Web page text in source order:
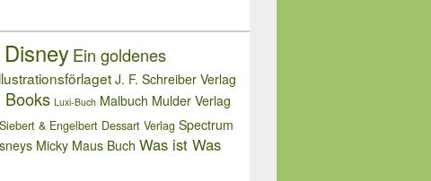
DisneyEin goldenes
J. F. Schreiber Verlag
Books Luxi-Buch Malbuch Mulder Verlag
Siebert & Engelbert Dessart Verlag Spectrum
Micky Maus Buch Was ist Was